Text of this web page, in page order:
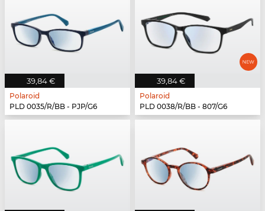
39,84 €
Polaroid
PLD 0035/R/BB - PJP/G6
39,84 €
Polaroid
PLD 0038/R/BB - 807/G6